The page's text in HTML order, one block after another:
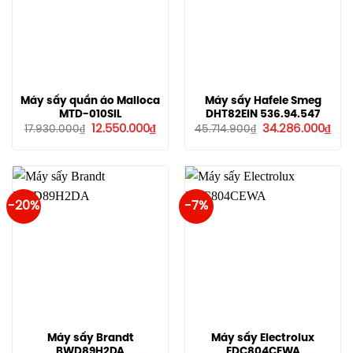
Máy sấy quần áo Malloca
MTD-010SIL
17.930.000₫ Giá
12.550.000₫Giá
hiện
12.550.000₫.
Máy sấy Hafele Smeg
DHT82EIN 536.94.547
45.714.900₫ Giá
34.286.000₫Giá
hiện
-20%
Máy sấy Brandt
-7%
Máy sấy Electrolux